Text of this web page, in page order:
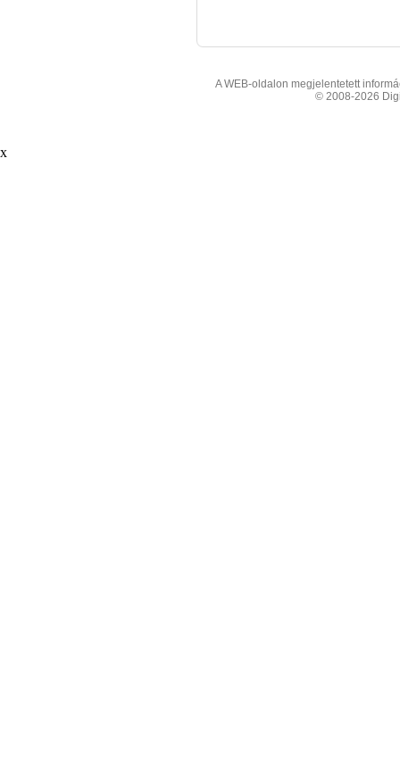
A WEB-oldalon megjelentetett
© 2008-2026
x